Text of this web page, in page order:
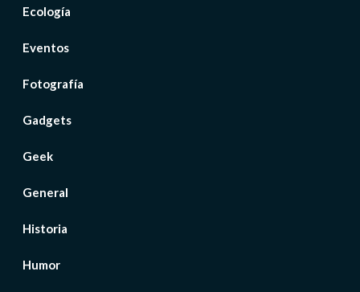
Ecología
Eventos
Fotografía
Gadgets
Geek
General
Historia
Humor